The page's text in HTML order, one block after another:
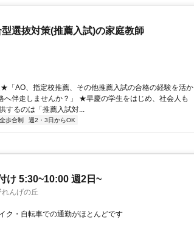
選抜対策(推薦入試)の家庭教師
「AO、指定校推薦、その他推薦入試の合格の経験を活か
へ伴走しませんか？」 ★早慶の学生をはじめ、社会人も
するのは「推薦入試対...
歩合制 週2・3日からOK
け 5:30~10:00 週2日~
んげの丘
ク・自転車での通勤がほとんどです